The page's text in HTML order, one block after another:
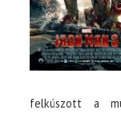
felkúszott a